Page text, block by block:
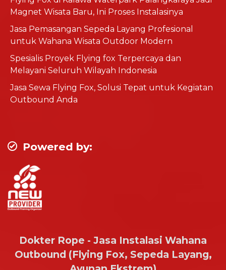
Magnet Wisata Baru, Ini Proses Instalasinya
Jasa Pemasangan Sepeda Layang Profesional
untuk Wahana Wisata Outdoor Modern
Spesialis Proyek Flying fox Terpercaya dan
Melayani Seluruh Wilayah Indonesia
Jasa Sewa Flying Fox, Solusi Tepat untuk Kegiatan
Outbound Anda
Powered by:
Dokter Rope - Jasa Instalasi Wahana
Outbound (Flying Fox, Sepeda Layang,